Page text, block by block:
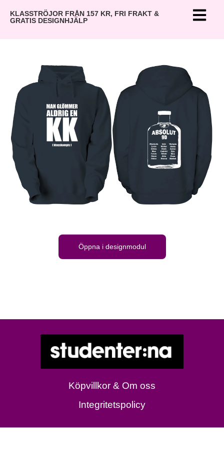
KLASSTRÖJOR FRÅN 157 KR, FRI FRAKT &
GRATIS DESIGNHJÄLP
Öppna i designmodul
Köpvillkor & Om oss
Integritetspolicy